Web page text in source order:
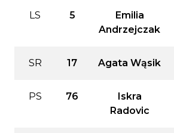
LS 5
Emilia
Andrzejczak
SR 17 Agata Wąsik
PS 76
Iskra
Radovic